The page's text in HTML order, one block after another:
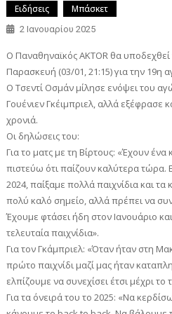
Ειδήσεις Μπάσκετ
2 Ιανουαρίου 2025
Ο Παναθηναϊκός AKTOR θα
Παρασκευή (03/01, 21:15) για την 19η
Ο Τσεντί Οσμάν μίλησε ενόψει του
Γουένιεν Γκέιμπριελ, αλλά εξέφρασε
χρονιά.
Οι δηλώσεις του:
Για το ματς με τη Βίρτους: «Έχουν
πιστεύω ότι παίζουν καλύτερα τώρα.
2024, παίξαμε πολλά παιχνίδια και
πολύ καλό σημείο, αλλά πρέπει να
Έχουμε φτάσει ήδη στον Ιανουάριο
τελευταία παιχνίδια».
Για τον Γκάμπριελ: «Όταν ήταν στη
πρώτο παιχνίδι μαζί μας ήταν
ελπίζουμε να συνεχίσει έτσι μέχρι το
Για τα όνειρά του το 2025: «Να